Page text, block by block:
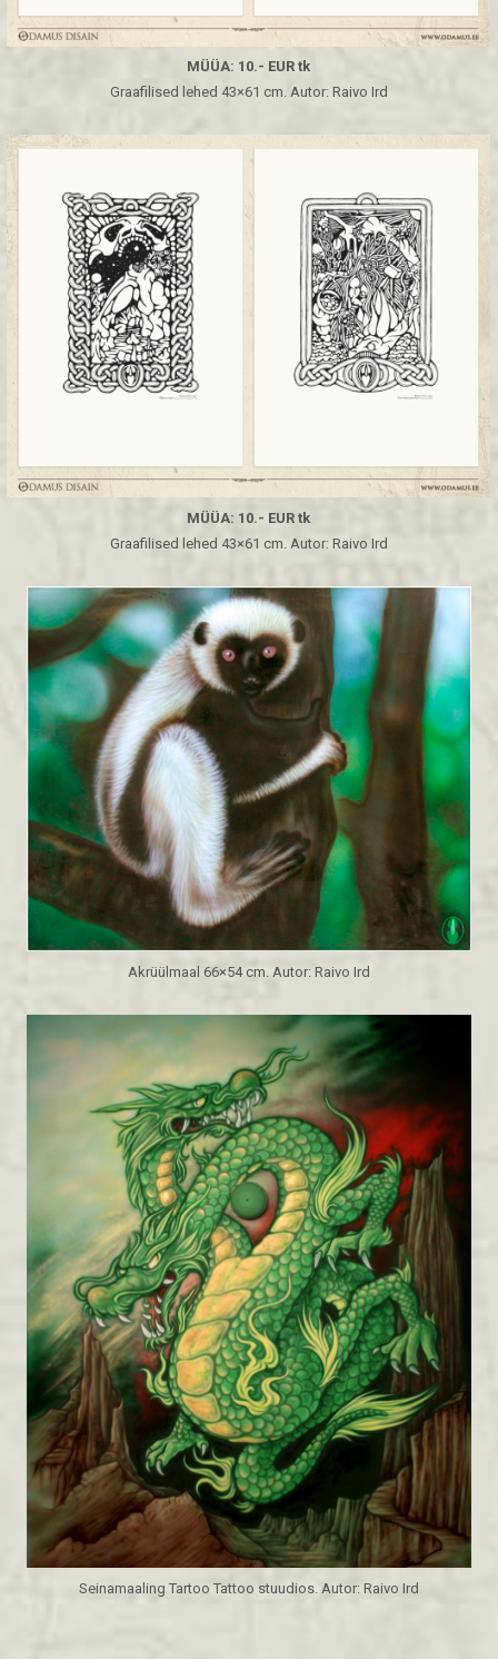
MÜÜA: 10.- EUR tk
Graafilised lehed 43×61 cm. Autor: Raivo Ird
MÜÜA: 10.- EUR tk
Graafilised lehed 43×61 cm. Autor: Raivo Ird
Akrüülmaal 66×54 cm. Autor: Raivo Ird
Seinamaaling Tartoo Tattoo stuudios. Autor: Raivo Ird